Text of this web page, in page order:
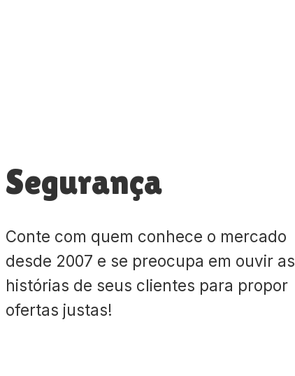
Segurança
Conte com quem conhece o mercado
desde 2007 e se preocupa em ouvir as
histórias de seus clientes para propor
ofertas justas!